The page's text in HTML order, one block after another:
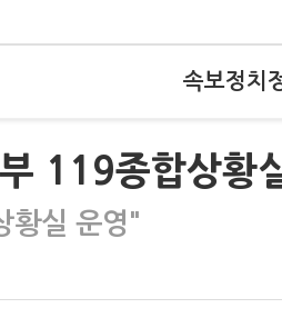
속보정치
119종합상황
황실 운영"